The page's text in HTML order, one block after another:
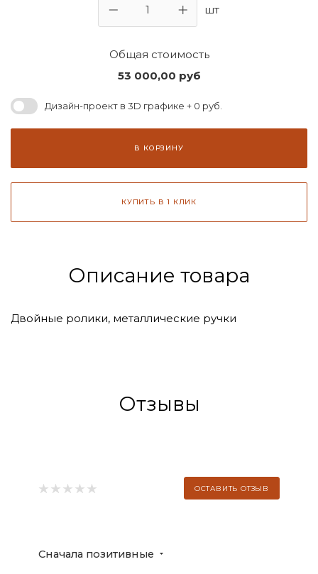
шт
Общая стоимость
53 000,00 руб
Дизайн-проект в 3D графике + 0 руб.
В КОРЗИНУ
КУПИТЬ В 1 КЛИК
Описание товара
Двойные ролики, металлические ручки
Отзывы
ОСТАВИТЬ ОТЗЫВ
Сначала позитивные